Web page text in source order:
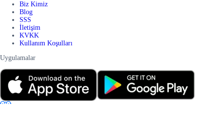
Biz Kimiz
Blog
SSS
İletişim
KVKK
Kullanım Koşulları
Uygulamalar